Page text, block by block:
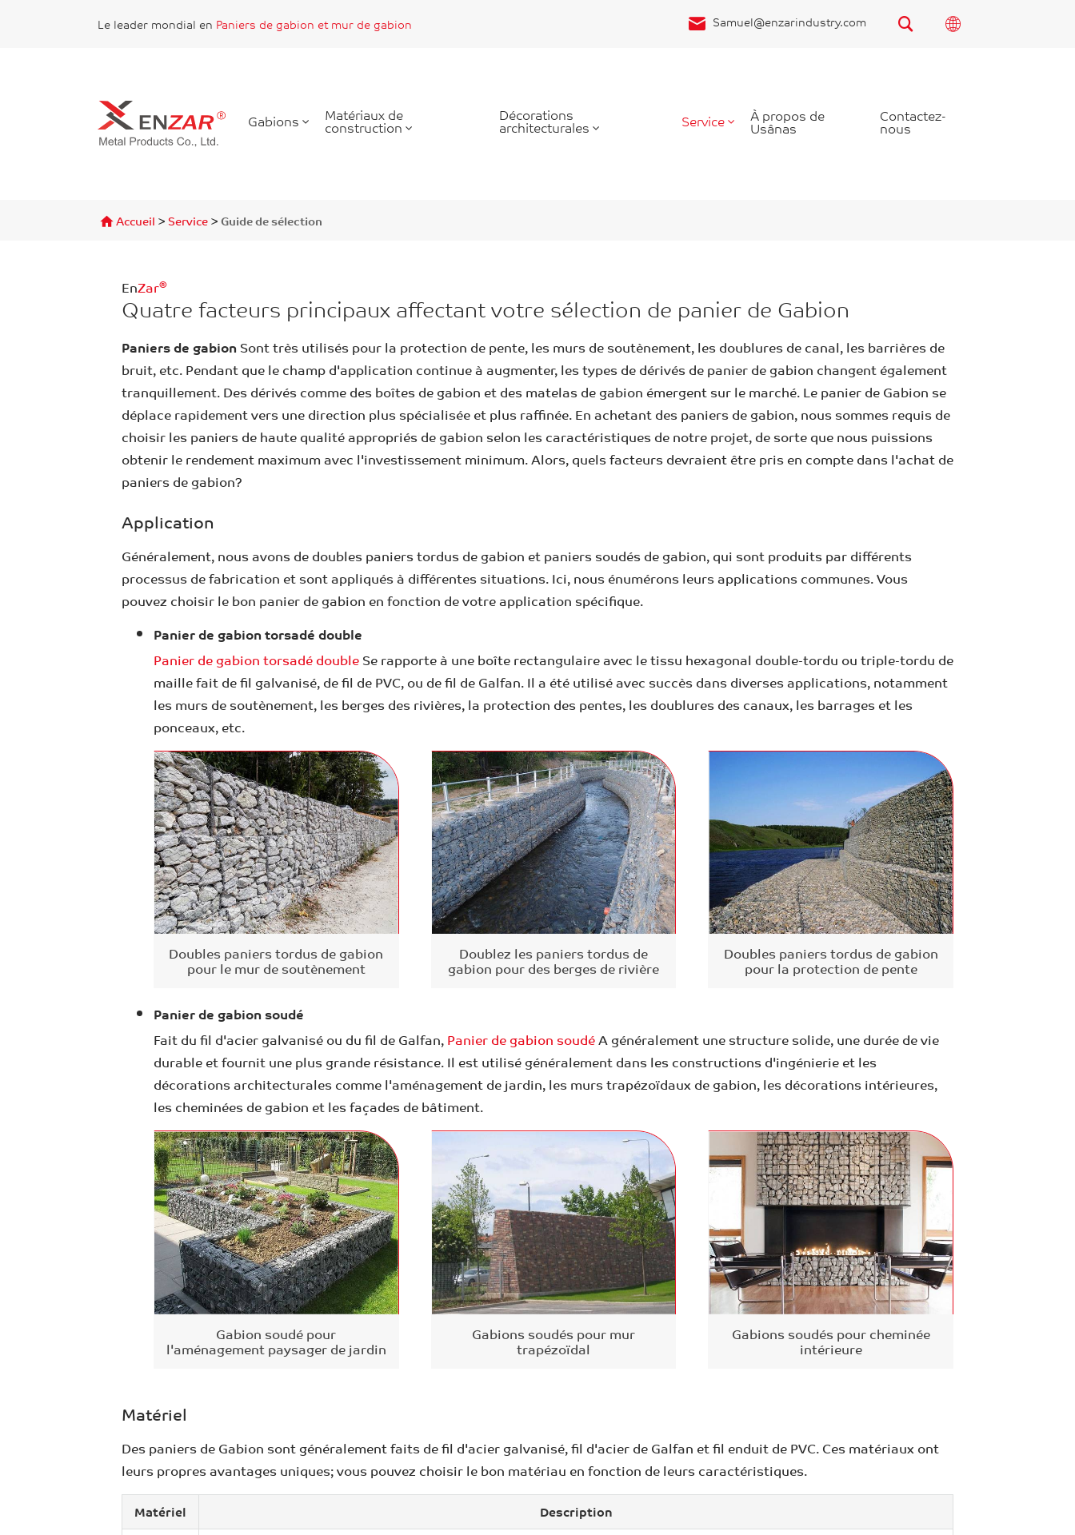
Le leader mondial en Paniers de gabion et mur de gabion Samuel@enzarindustry.com
Gabions Matériaux de
construction
Décorations
architecturales Service À propos de
Usânas
Contactez-
nous
Accueil >Service>Guide de sélection
EnZar®
Quatre facteurs principaux affectant votre sélection de panier de Gabion
Paniers de gabionSont très utilisés pour la protection de pente, les murs de soutènement, les doublures de canal, les barrières de
bruit, etc. Pendant que le champ d'application continue à augmenter, les types de dérivés de panier de gabion changent également
tranquillement. Des dérivés comme des boîtes de gabion et des matelas de gabion émergent sur le marché. Le panier de Gabion se
déplace rapidement vers une direction plus spécialisée et plus raffinée. En achetant des paniers de gabion, nous sommes requis de
choisir les paniers de haute qualité appropriés de gabion selon les caractéristiques de notre projet, de sorte que nous puissions
obtenir le rendement maximum avec l'investissement minimum. Alors, quels facteurs devraient être pris en compte dans l'achat de
paniers de gabion?
Application
Généralement, nous avons de doubles paniers tordus de gabion et paniers soudés de gabion, qui sont produits par différents
processus de fabrication et sont appliqués à différentes situations. Ici, nous énumérons leurs applications communes. Vous
pouvez choisir le bon panier de gabion en fonction de votre application spécifique.
Panier de gabion torsadé double
Panier de gabion torsadé doubleSe rapporte à une boîte rectangulaire avec le tissu hexagonal double-tordu ou triple-tordu de
maille fait de fil galvanisé, de fil de PVC, ou de fil de Galfan. Il a été utilisé avec succès dans diverses applications, notamment
les murs de soutènement, les berges des rivières, la protection des pentes, les doublures des canaux, les barrages et les
ponceaux, etc.
Doubles paniers tordus de gabion
pour le mur de soutènement
Doublez les paniers tordus de
gabion pour des berges de rivière
Doubles paniers tordus de gabion
pour la protection de pente
Panier de gabion soudé
Fait du fil d'acier galvanisé ou du fil de Galfan,Panier de gabion soudéA généralement une structure solide, une durée de vie
durable et fournit une plus grande résistance. Il est utilisé généralement dans les constructions d'ingénierie et les
décorations architecturales comme l'aménagement de jardin, les murs trapézoïdaux de gabion, les décorations intérieures,
les cheminées de gabion et les façades de bâtiment.
Gabion soudé pour
l'aménagement paysager de jardin
Gabions soudés pour mur
trapézoïdal
Gabions soudés pour cheminée
intérieure
Matériel
Des paniers de Gabion sont généralement faits de fil d'acier galvanisé, fil d'acier de Galfan et fil enduit de PVC. Ces matériaux ont
leurs propres avantages uniques; vous pouvez choisir le bon matériau en fonction de leurs caractéristiques.
Matériel Description